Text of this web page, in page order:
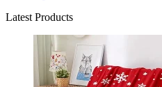
Latest Products